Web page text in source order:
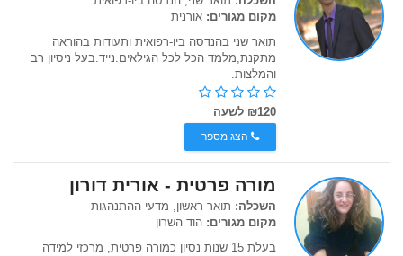
מקום מגורים: אורנית
תואר שני בהנדסה ביו-רפואית ותעודות בהוראה
מתקנת,מלמד הכל לכל הגילאים.נייד.בעל ניסיון רב
והמלצות.
₪120 לשעה
הצג מספר
מורה פרטית - אורית דורון
השכלה: תואר ראשון, מדעי ההתנהגות
מקום מגורים: הוד השרון
בעלת 15 שנות נסיון כמורה פרטית, מרכזי למידה